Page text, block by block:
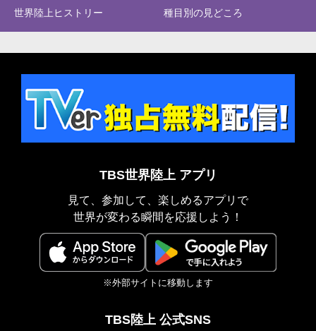
世界陸上ヒストリー 種目別の見どころ
TBS世界陸上 アプリ
見て、参加して、楽しめるアプリで
世界が変わる瞬間を応援しよう！
※外部サイトに移動します
TBS陸上 公式SNS